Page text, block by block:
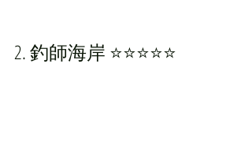
2. 釣師海岸 ⭐️⭐️⭐️⭐️⭐️